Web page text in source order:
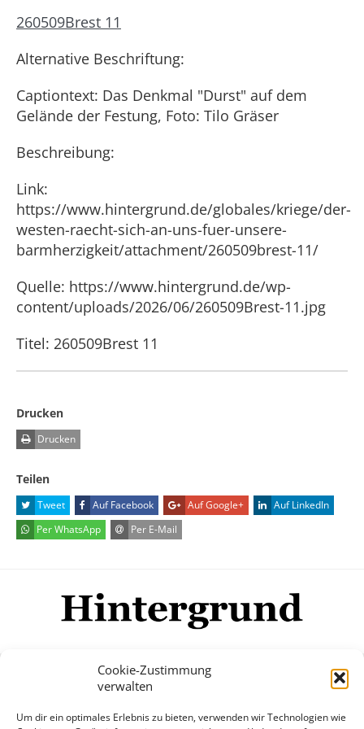
Cookie-Zustimmung
verwalten
Um dir ein optimales Erlebnis zu bieten, verwenden wir Technologien wie
260509Brest 11
Alternative Beschriftung:
Captiontext: Das Denkmal "Durst" auf dem
Gelände der Festung, Foto: Tilo Gräser
Beschreibung:
Link:
https://www.hintergrund.de/globales/kriege/der-
westen-raecht-sich-an-uns-fuer-unsere-
barmherzigkeit/attachment/260509brest-11/
Quelle: https://www.hintergrund.de/wp-
content/uploads/2026/06/260509Brest-11.jpg
Titel: 260509Brest 11
Drucken
Drucken
Teilen
Tweet Auf Facebook Auf Google+
Auf LinkedIn
Per WhatsApp
Per E-Mail